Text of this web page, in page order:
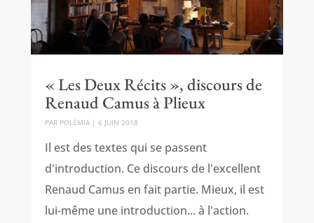
« Les Deux Récits », discours de
Renaud Camus à Plieux
PAR POLÉMIA| 6 JUIN 2018
Il est des textes qui se passent
d'introduction. Ce discours de l'excellent
Renaud Camus en fait partie. Mieux, il est
lui-même une introduction... à l'action.